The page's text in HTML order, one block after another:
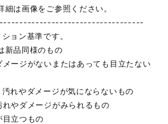
は画像をご参照ください。
ョン基準です。
新品同様のもの
メージがないまたはあっても目立たない
汚れやダメージが気にならないもの
れやダメージがみられるもの
目立つもの